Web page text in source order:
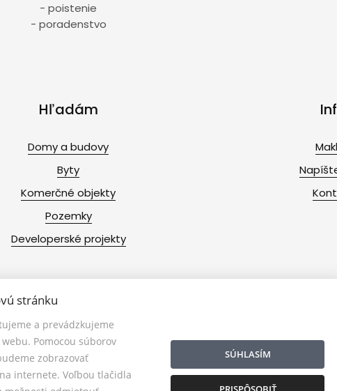
- poistenie
- poradenstvo
Hľadám
Domy a budovy
Byty
Komerčné objekty
Pozemky
Developerské projekty
© 2026 - ALL 4 LIFE
stránku
a prevádzkujeme
Pomocou súborov
zobrazovať
internete. Voľbou tlačidla
SÚHLASÍM